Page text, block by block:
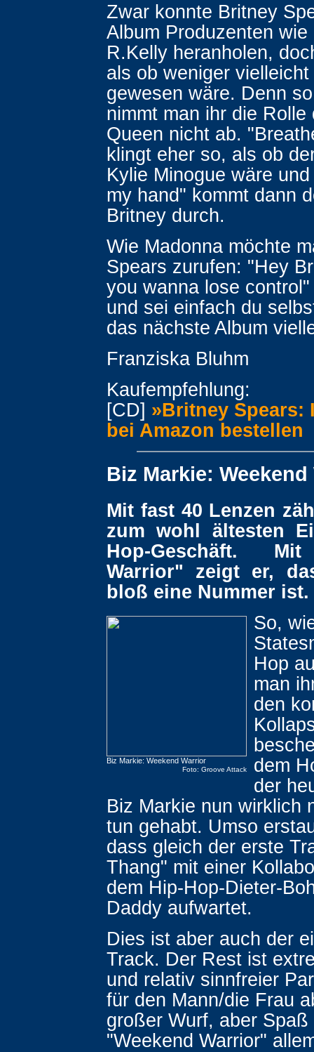
Zwar konnte Britney
Album Produzenten wie
R.Kelly heranholen,
als ob weniger vielleicht
gewesen wäre. Denn
nimmt man ihr die Rolle
Queen nicht ab.
klingt eher so, als ob
Kylie Minogue wäre
my hand" kommt dann
Britney durch.
Wie Madonna möchte
Spears zurufen: "Hey
you wanna lose
und sei einfach du
das nächste Album
Franziska Bluhm
Kaufempfehlung:
[CD] »Britney Spears:
bei Amazon bestellen
Biz Markie:
Mit fast 40 Lenzen
zum wohl ältesten
Hop-Geschäft.
Warrior" zeigt er,
bloß eine Nummer ist.
Biz Markie: Weekend Warrior
Foto: Groove Attack
So,
Hop
man
den
dem
der
Biz Markie nun wirklich
tun gehabt. Umso
dass gleich der erste
Thang" mit einer
dem Hip-Hop-Dieter-
Daddy aufwartet.
Dies ist aber auch der
Track. Der Rest ist
und relativ sinnfreier
für den Mann/die Frau
großer Wurf, aber Spaß
"Weekend Warrior"